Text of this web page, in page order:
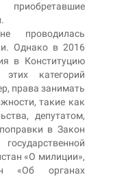
проводилась
Однако в 2016
в Конституцию
категорий
права занимать
такие как
депутатом,
в Закон
«О милиции»,
«Об органах